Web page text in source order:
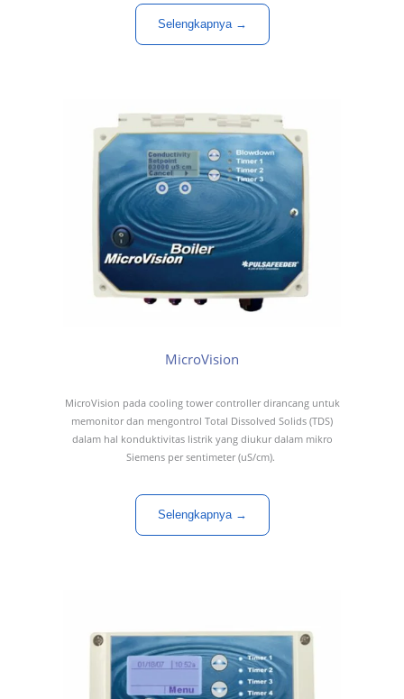
Selengkapnya →
MicroVision
MicroVision pada cooling tower controller dirancang untuk
memonitor dan mengontrol Total Dissolved Solids (TDS)
dalam hal konduktivitas listrik yang diukur dalam mikro
Siemens per sentimeter (uS/cm).
Selengkapnya →